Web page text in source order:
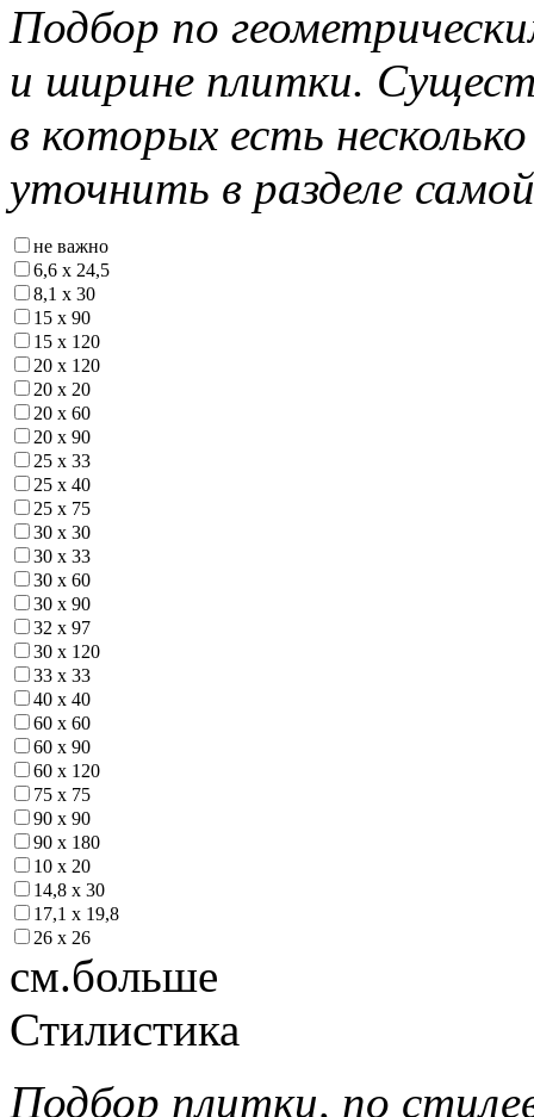
Подбор по
и ширине плитки.
в которых есть
уточнить в разделе
не важно
6,6 х 24,5
8,1 х 30
15 х 90
15 х 120
20 х 120
20 х 20
20 х 60
20 х 90
25 х 33
25 х 40
25 х 75
30 х 30
30 х 33
30 х 60
30 х 90
32 х 97
30 х 120
33 х 33
40 х 40
60 х 60
60 х 90
60 х 120
75 х 75
90 х 90
90 х 180
10 х 20
14,8 х 30
17,1 х 19,8
26 х 26
см.больше
Стилистика
Подбор плитки, по